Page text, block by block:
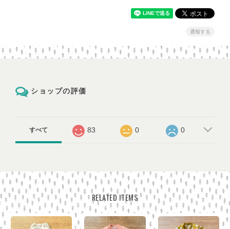
通報する
ショップの評価
すべて 83 0 0
RELATED ITEMS